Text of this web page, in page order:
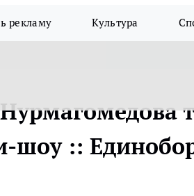
рекламу Культура
шоу ::